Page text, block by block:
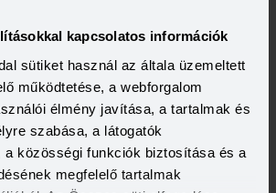
kapcsolatos információk
sütiket használ az általa üzemeltett
működtetése, a webforgalom
élmény javítása, a tartalmak és
szabása, a látogatók
a közösségi funkciók biztosítása és a
megfelelő tartalmak